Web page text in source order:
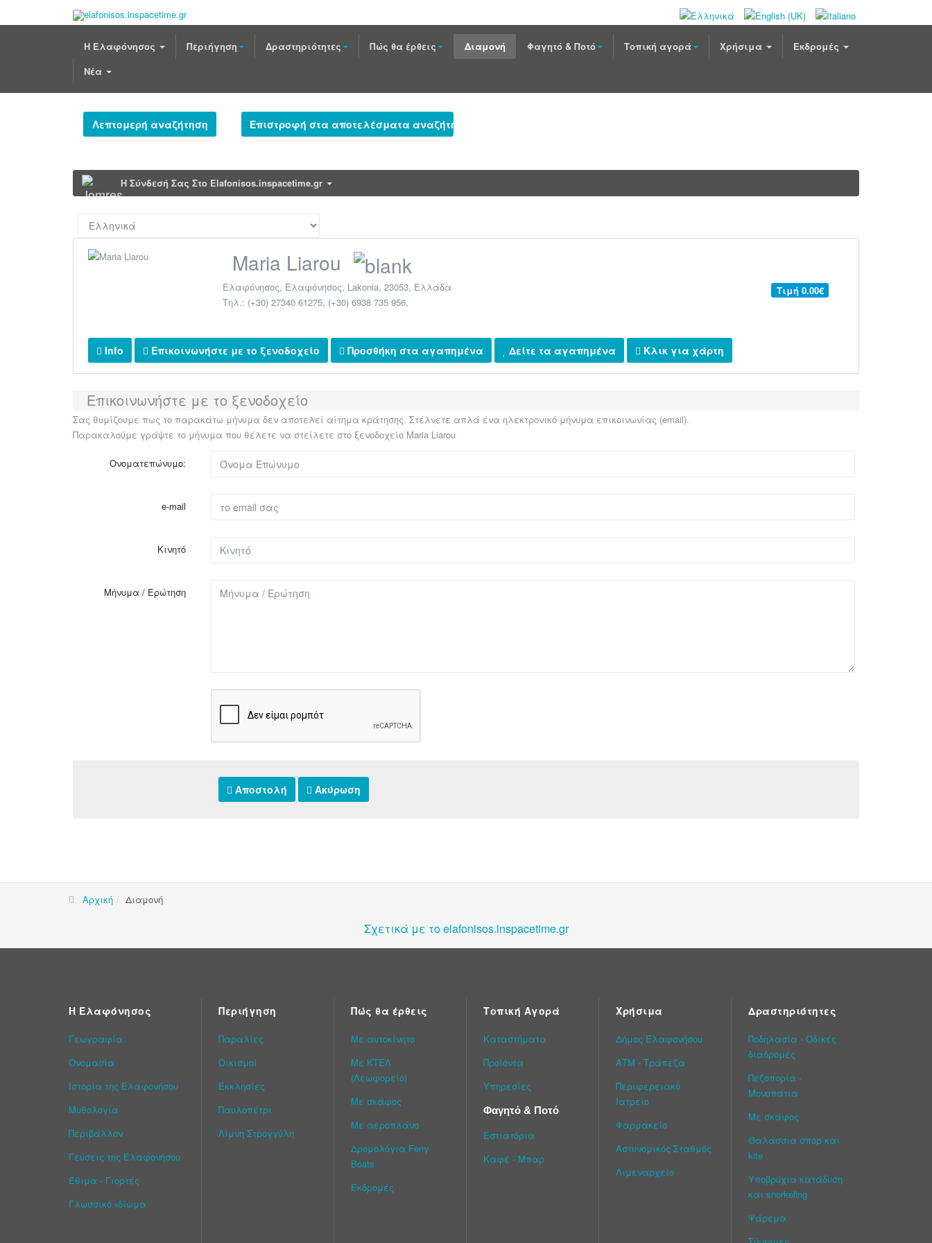
Η Ελαφόνησος Περιήγηση Δραστηριότητες Πώς θα έρθεις Διαμονή Φαγητό & Ποτό Τοπική αγορά Χρήσιμα
Εκδρομές
Νέα
Λεπτομερή αναζήτηση Επιστροφή στα αποτελέσματα αναζήτησης
Η Σύνδεσή Σας Στο Elafonisos.inspacetime.gr
Maria Liarou
Ελαφόνησος, Ελαφόνησος, Lakonia, 23053, Ελλάδα
Τηλ.: (+30) 27340 61275, (+30) 6938 735 956,
Τιμή 0.00€
Info Επικοινωνήστε με το ξενοδοχείο Προσθήκη στα αγαπημένα Δείτε τα αγαπημένα Κλικ για χάρτη
Επικοινωνήστε με το ξενοδοχείο
Σας θυμίζουμε πως το παρακάτω μήνυμα δεν αποτελεί αίτημα κράτησης. Στέλνετε απλά ένα ηλεκτρονικό μήνυμα επικοινωνίας (email).
Παρακαλούμε γράψτε το μήνυμα που θέλετε να στείλετε στο ξενοδοχείο Maria Liarou
Ονοματεπώνυμο:
e-mail
Κινητό
Μήνυμα / Ερώτηση
Αποστολή Ακύρωση
Αρχική Διαμονή
Σχετικά με το elafonisos.inspacetime.gr
Η Ελαφόνησος
Γεωγραφία
Ονομασία
Ιστορία της Ελαφονήσου
Μυθολογία
Περιβάλλον
Γεύσεις της Ελαφονήσου
Έθιμα - Γιορτές
Γλωσσικό ιδίωμα
Περιήγηση
Παραλίες
Οικισμοί
Εκκλησίες
Παυλοπέτρι
Λίμνη Στρογγύλη
Πώς θα έρθεις
Με αυτοκίνητο
Με ΚΤΕΛ
(Λεωφορείο)
Με σκάφος
Με αεροπλάνο
Δρομολόγια Ferry
Boats
Εκδρομές
Τοπική Αγορά
Καταστήματα
Προϊόντα
Υπηρεσίες
Φαγητό & Ποτό
Εστιατόρια
Καφέ - Μπαρ
Χρήσιμα
Δήμος Ελαφονήσου
ΑΤΜ - Τράπεζα
Περιφερειακό
Ιατρείο
Φαρμακείο
Αστυνομικός Σταθμός
Λιμεναρχείο
Δραστηριότητες
Ποδηλασία - Οδικές
διαδρομές
Πεζοπορία -
Μονοπάτια
Με σκάφος
Θαλάσσια σπορ και
kite
Υποβρύχια κατάδυση
και snorkeling
Ψάρεμα